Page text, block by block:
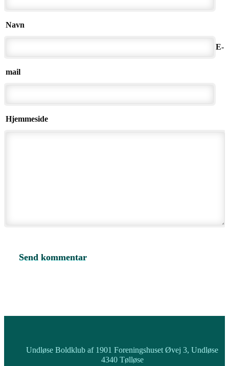
Navn
E-
mail
Hjemmeside
Undløse Boldklub af 1901 Foreningshuset Øvej 3, Undløse
4340 Tølløse